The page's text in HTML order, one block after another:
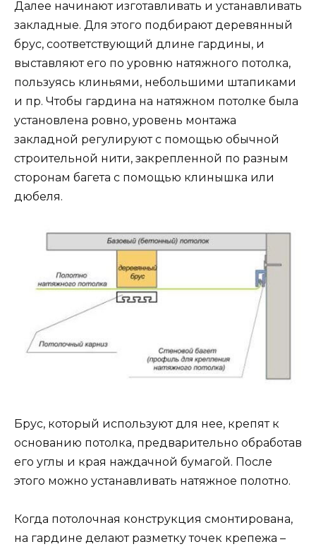
Далее начинают изготавливать и устанавливать
закладные. Для этого подбирают деревянный
брус, соответствующий длине гардины, и
выставляют его по уровню натяжного потолка,
пользуясь клиньями, небольшими штапиками
и пр. Чтобы гардина на натяжном потолке была
установлена ровно, уровень монтажа
закладной регулируют с помощью обычной
строительной нити, закрепленной по разным
сторонам багета с помощью клинышка или
дюбеля.
Брус, который используют для нее, крепят к
основанию потолка, предварительно обработав
его углы и края наждачной бумагой. После
этого можно устанавливать натяжное полотно.
Когда потолочная конструкция смонтирована,
на гардине делают разметку точек крепежа –